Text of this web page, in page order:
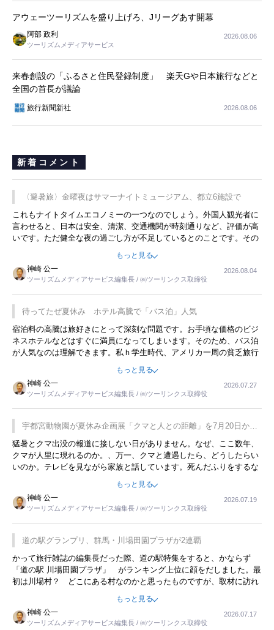
アウェーツーリズムを盛り上げろ、Jリーグあす開幕
阿部 政利
ツーリズムメディアサービス
2026.08.06
来春創設の「ふるさと住民登録制度」 楽天Gや日本旅行などと
全国の首長が議論
旅行新聞新社 2026.08.06
新着コメント
〈避暑旅〉金曜夜はサマーナイトミュージアム、都立6施設で
これもナイトタイムエコノミーの一つなのでしょう。外国人観光者に
言わせると、日本は安全、清潔、交通機関が時刻通りなど、評価が高
いです。ただ健全な夜の過ごし方が不足しているとのことです。その
ような意味で、金曜夜にこのようなイベントが行われれば、日本人に
限らず外国人にとっても楽しみが増えるでしょうね。
もっと見る
神崎 公一
ツーリズムメディアサービス編集長 / ㈱ツーリンクス取締役
2026.08.04
待ってたぜ夏休み ホテル高騰で「バス泊」人気
宿泊料の高騰は旅好きにとって深刻な問題です。お手頃な価格のビジ
ネスホテルなどはすぐに満員になってしまいます。そのため、バス泊
が人気なのは理解できます。私ｈ学生時代、アメリカ一周の貧乏旅行
をした時は、移動はグレイハウンドバスでした。夕方から夜の便を利
用してホテル代を浮かせていました。ただし、若いからできたことで
す。若い人が夜行バスで京都に行った、青森に行ったと聞くと、疲れ
が残らないのかなと思ってしまいます。
もっと見る
神崎 公一
ツーリズムメディアサービス編集長 / ㈱ツーリンクス取締役
2026.07.27
宇都宮動物園が夏休み企画展「クマと人との距離」を7月20日から
開催
猛暑とクマ出没の報道に接しない日がありません。なぜ、ここ数年、
クマが人里に現れるのか。、万一、クマと遭遇したら、どうしたらい
いのか。テレビを見ながら家族と話しています。死んだふりをするな
んてことは、冗談でもいえません。そんな中で、この企画展はタイム
もっと見る
神崎 公一
ツーリズムメディアサービス編集長 / ㈱ツーリンクス取締役
2026.07.19
道の駅グランプリ、群馬・川場田園プラザが2連覇
かって旅行雑誌の編集長だった際、道の駅特集をすると、かならず
「道の駅 川場田園プラザ」 がランキング上位に顔をだしました。最
初は川場村？ どこにある村なのかと思ったものですが、取材に訪れ
永井 彰一社長にインタビューしたら、興味深い話が次々が飛び出しま
した。プレゼンも巧みで、今でも思い出すことが２つあります。一つ
は、従業員に東京ディズニーランドを見学させ、サービス業、接客業
の何かを理解してもらっていることです。 もう一つは1800円もする
もっと見る
神崎 公一
ツーリズムメディアサービス編集長 / ㈱ツーリンクス取締役
2026.07.17